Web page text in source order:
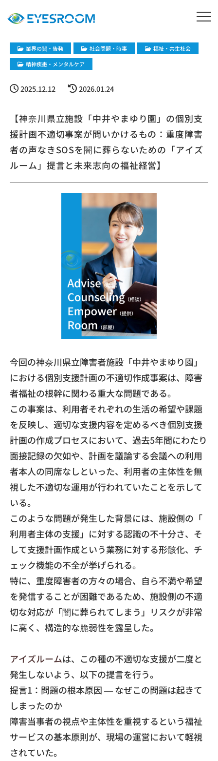
業界の闇・告発 社会問題・時事
福祉・共生社会
精神疾患・メンタルケア
2025.12.12 2026.01.24
【神奈川県立施設「中井やまゆり園」の個別支
援計画不適切事案が問いかけるもの：重度障害
者の声なきSOSを闇に葬らないための「アイズ
ルーム」提言と未来志向の福祉経営】
​今回の神奈川県立障害者施設「中井やまゆり園」
における個別支援計画の不適切作成事案は、 障害
者福祉の根幹に関わる重大な問題である。
​この事案は、利用者それぞれの生活の希望や課題
を反映し、 適切な支援内容を定めるべき個別支援
計画の作成プロセスにおいて、過去5年間にわたり
面接記録の欠如や、 計画を議論する会議への利用
者本人の同席なしといった、 利用者の主体性を無
視した不適切な運用が行われていたことを示して
いる。
​このような問題が発生した背景には、施設側の「
利用者主体の支援」に対する認識の不十分さ、 そ
して支援計画作成という業務に対する形骸化、 チ
ェック機能の不全が挙げられる。
​特に、重度障害者の方々の場合、 自ら不満や希望
を発信することが困難であるため、 施設側の不適
切な対応が「闇に葬られてしまう」 リスクが非常
に高く、構造的な脆弱性を露呈した。
アイズルームは、 この種の不適切な支援が二度と
発生しないよう、 以下の提言を行う。
​提言1：問題の根本原因 — なぜこの問題は起きて
しまったのか
障害当事者の視点や主体性を重視するという福祉
サービスの基本原則が、現場の運営において軽視
されていた。